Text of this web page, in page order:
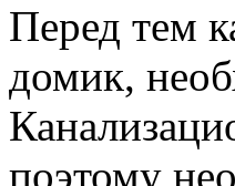
Перед тем
домик,
поэтому